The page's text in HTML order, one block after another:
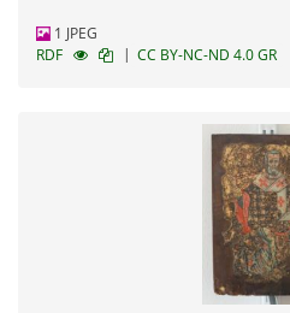
1 JPEG
RDF
| CC BY-NC-ND 4.0 GR